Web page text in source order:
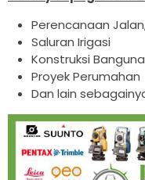
Perencanaan
Saluran Irigasi
Konstruksi
Proyek Perumahan
Dan lain